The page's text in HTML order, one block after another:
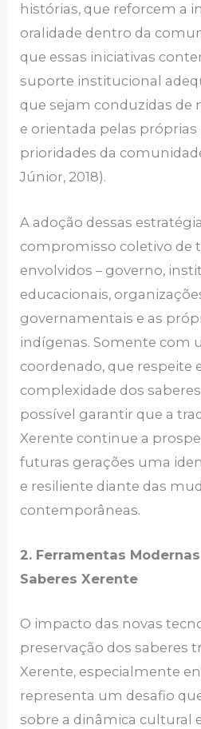
histórias, que reforcem a
oralidade dentro da
que essas iniciativas
suporte institucional
que sejam conduzidas de
e orientada pelas próprias
prioridades da
Júnior, 2018).
A adoção dessas
compromisso coletivo de
envolvidos – governo,
educacionais,
governamentais e as
indígenas. Somente com
coordenado, que respeite
complexidade dos
possível garantir que a
Xerente continue a
futuras gerações uma
e resiliente diante das
contemporâneas.
2. Ferramentas
Saberes Xerente
O impacto das novas
preservação dos saberes
Xerente, especialmente
representa um desafio
sobre a dinâmica cultural